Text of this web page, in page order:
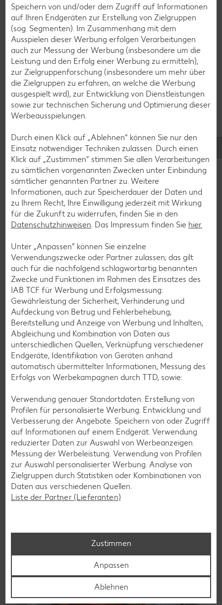
Glutenfreie Rezepte
Wer auf Gluten verzichtet, muss nicht automatisch auf
Vielfalt und Geschmack verzichten. Ob süß oder herzhaft –
mit unseren glutenfreien Rezepten zauberst du dir Gerichte,
die nicht nur verträglich, sondern auch richtig lecker sind.
Rezepte entdecken
Laktosefreie Rezepte
Laktoseintoleranz muss dich kulinarisch nicht ausbremsen,
denn es geht auch ohne. Unsere laktosefreien Rezepte
bringen Vielfalt auf den Tisch – für große und kleine
Genießer, für die Lunchbox oder das Abendessen.
Rezepte entdecken
Speichern von und/oder dem Zugriff auf Informationen
auf Ihren Endgeräten zur Erstellung von Zielgruppen
(sog. Segmenten). Im Zusammenhang mit dem
Ausspielen dieser Werbung erfolgen Verarbeitungen
auch zur Messung der Werbung (insbesondere um die
Leistung und den Erfolg einer Werbung zu ermitteln),
zur Zielgruppenforschung (insbesondere um mehr über
die Zielgruppen zu erfahren, an welche die Werbung
ausgespielt wird), zur Entwicklung von Dienstleistungen
sowie zur technischen Sicherung und Optimierung dieser
Werbeausspielungen.
Durch einen Klick auf „Ablehnen“ können Sie nur den
Einsatz notwendiger Techniken zulassen. Durch einen
Klick auf „Zustimmen“ stimmen Sie allen Verarbeitungen
zu sämtlichen vorgenannten Zwecken unter Einbindung
sämtlicher genannten Partner zu. Weitere
Informationen, auch zur Speicherdauer der Daten und
zu Ihrem Recht, Ihre Einwilligung jederzeit mit Wirkung
für die Zukunft zu widerrufen, finden Sie in den
Datenschutzhinweisen . Das Impressum finden Sie hier.
Unter „Anpassen“ können Sie einzelne
Verwendungszwecke oder Partner zulassen; das gilt
auch für die nachfolgend schlagwortartig benannten
Zwecke und Funktionen im Rahmen des Einsatzes des
IAB TCF für Werbung und Erfolgsmessung:
Gewährleistung der Sicherheit, Verhinderung und
Aufdeckung von Betrug und Fehlerbehebung,
Bereitstellung und Anzeige von Werbung und Inhalten,
Abgleichung und Kombination von Daten aus
unterschiedlichen Quellen, Verknüpfung verschiedener
Endgeräte, Identifikation von Geräten anhand
automatisch übermittelter Informationen, Messung des
Erfolgs von Werbekampagnen durch TTD, sowie:
Verwendung genauer Standortdaten. Erstellung von
Profilen für personalisierte Werbung. Entwicklung und
Verbesserung der Angebote. Speichern von oder Zugriff
auf Informationen auf einem Endgerät. Verwendung
reduzierter Daten zur Auswahl von Werbeanzeigen.
Messung der Werbeleistung. Verwendung von Profilen
zur Auswahl personalisierter Werbung. Analyse von
Zielgruppen durch Statistiken oder Kombinationen von
Daten aus verschiedenen Quellen.
Liste der Partner (Lieferanten)
Zustimmen
Anpassen
Ablehnen